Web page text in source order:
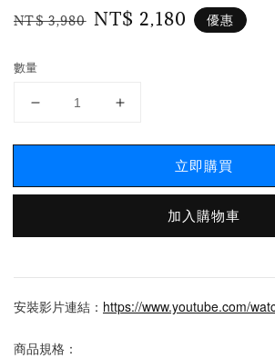
Regular
NT$ 3,980 Sale
NT$ 2,180 優惠
數量
立即購買
加入購物車
安裝影片連結： https://www.youtube.com/
商品規格：